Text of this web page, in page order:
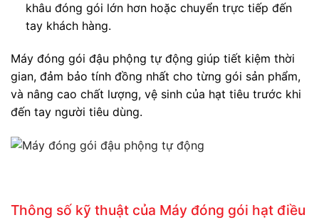
khâu đóng gói lớn hơn hoặc chuyển trực tiếp đến
tay khách hàng.
Máy đóng gói đậu phộng tự động giúp tiết kiệm thời
gian, đảm bảo tính đồng nhất cho từng gói sản phẩm,
và nâng cao chất lượng, vệ sinh của hạt tiêu trước khi
đến tay người tiêu dùng.
Thông số kỹ thuật của Máy đóng gói hạt điều